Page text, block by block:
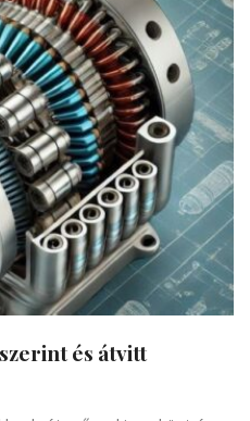
és átvitt